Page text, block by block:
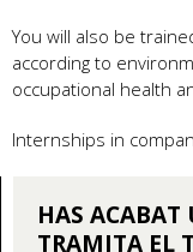
You will also be
according to
occupational health
Internships in
HAS ACABAT
TRAMITA EL